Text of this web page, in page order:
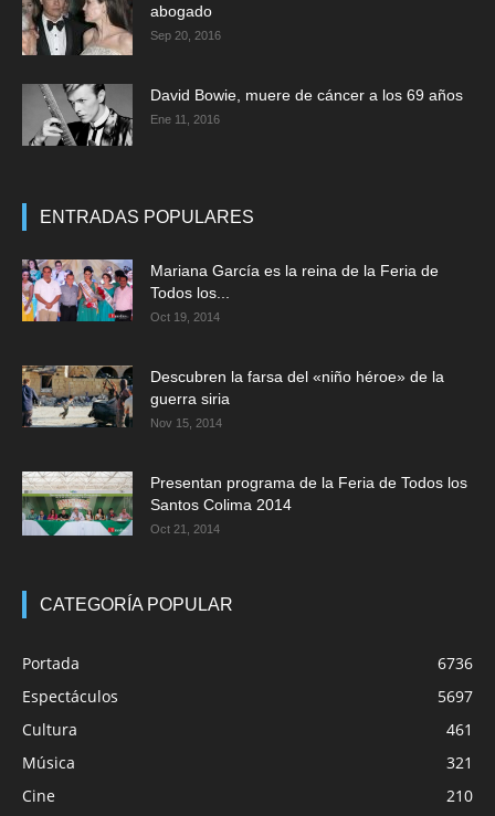
abogado
Sep 20, 2016
David Bowie, muere de cáncer a los 69 años
Ene 11, 2016
ENTRADAS POPULARES
Mariana García es la reina de la Feria de
Todos los...
Oct 19, 2014
Descubren la farsa del «niño héroe» de la
guerra siria
Nov 15, 2014
Presentan programa de la Feria de Todos los
Santos Colima 2014
Oct 21, 2014
CATEGORÍA POPULAR
Portada
6736
Espectáculos
5697
Cultura
461
Música
321
Cine
210